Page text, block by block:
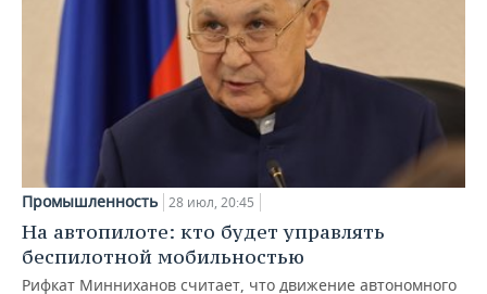
Промышленность 28 июл, 20:45
На автопилоте: кто будет управлять
беспилотной мобильностью
Рифкат Минниханов считает, что движение автономного